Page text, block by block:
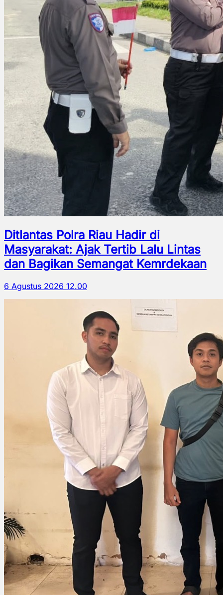
Ditlantas Polra Riau Hadir di
Masyarakat: Ajak Tertib Lalu Lintas
dan Bagikan Semangat Kemrdekaan
6 Agustus 2026 12.00